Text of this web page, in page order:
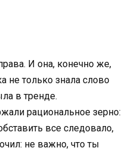
И она, конечно же,
не только знала слово
в тренде.
рациональное зерно:
все следовало,
не важно, что ты